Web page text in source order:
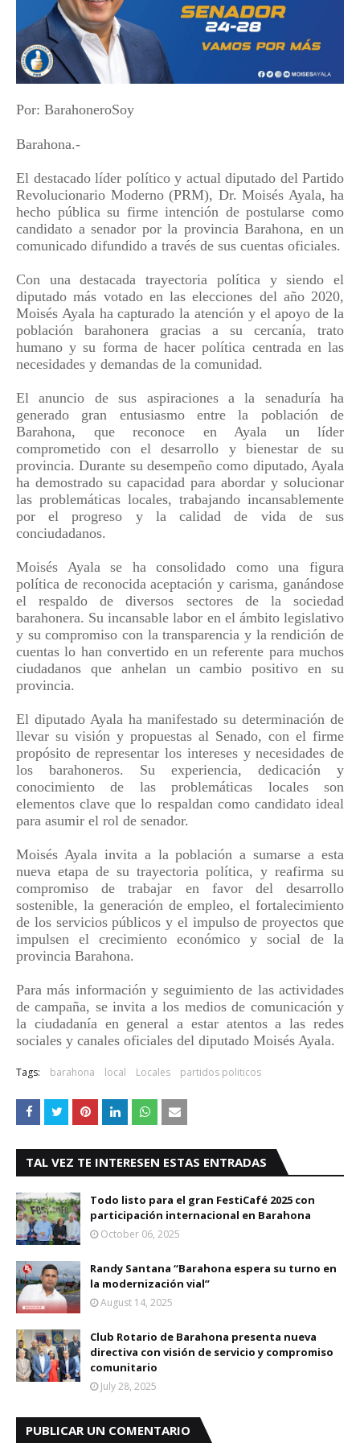
Por: BarahoneroSoy
Barahona.-
El destacado líder político y actual diputado del Partido
Revolucionario Moderno (PRM), Dr. Moisés Ayala, ha
hecho pública su firme intención de postularse como
candidato a senador por la provincia Barahona, en un
comunicado difundido a través de sus cuentas oficiales.
Con una destacada trayectoria política y siendo el
diputado más votado en las elecciones del año 2020,
Moisés Ayala ha capturado la atención y el apoyo de la
población barahonera gracias a su cercanía, trato
humano y su forma de hacer política centrada en las
necesidades y demandas de la comunidad.
El anuncio de sus aspiraciones a la senaduría ha
generado gran entusiasmo entre la población de
Barahona, que reconoce en Ayala un líder
comprometido con el desarrollo y bienestar de su
provincia. Durante su desempeño como diputado, Ayala
ha demostrado su capacidad para abordar y solucionar
las problemáticas locales, trabajando incansablemente
por el progreso y la calidad de vida de sus
conciudadanos.
Moisés Ayala se ha consolidado como una figura
política de reconocida aceptación y carisma, ganándose
el respaldo de diversos sectores de la sociedad
barahonera. Su incansable labor en el ámbito legislativo
y su compromiso con la transparencia y la rendición de
cuentas lo han convertido en un referente para muchos
ciudadanos que anhelan un cambio positivo en su
provincia.
El diputado Ayala ha manifestado su determinación de
llevar su visión y propuestas al Senado, con el firme
propósito de representar los intereses y necesidades de
los barahoneros. Su experiencia, dedicación y
conocimiento de las problemáticas locales son
elementos clave que lo respaldan como candidato ideal
para asumir el rol de senador.
Moisés Ayala invita a la población a sumarse a esta
nueva etapa de su trayectoria política, y reafirma su
compromiso de trabajar en favor del desarrollo
sostenible, la generación de empleo, el fortalecimiento
de los servicios públicos y el impulso de proyectos que
impulsen el crecimiento económico y social de la
provincia Barahona.
Para más información y seguimiento de las actividades
de campaña, se invita a los medios de comunicación y
la ciudadanía en general a estar atentos a las redes
sociales y canales oficiales del diputado Moisés Ayala.
Tags: barahona local Locales partidos politicos
TAL VEZ TE INTERESEN ESTAS ENTRADAS
Todo listo para el gran FestiCafé 2025 con
participación internacional en Barahona
October 06, 2025
Randy Santana “Barahona espera su turno en
la modernización vial”
August 14, 2025
Club Rotario de Barahona presenta nueva
directiva con visión de servicio y compromiso
comunitario
July 28, 2025
PUBLICAR UN COMENTARIO